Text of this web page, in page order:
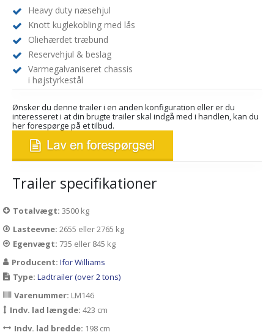
Heavy duty næsehjul
Knott kuglekobling med lås
Oliehærdet træbund
Reservehjul & beslag
Varmegalvaniseret chassis
i højstyrkestål
Ønsker du denne trailer i en anden konfiguration eller er du
interesseret i at din brugte trailer skal indgå med i handlen, kan du
her forespørge på et tilbud.
Trailer specifikationer
Totalvægt: 3500 kg
Lasteevne: 2655 eller 2765 kg
Egenvægt: 735 eller 845 kg
Producent: Ifor Williams
Type: Ladtrailer (over 2 tons)
Varenummer: LM146
Indv. lad længde: 423 cm
Indv. lad bredde: 198 cm